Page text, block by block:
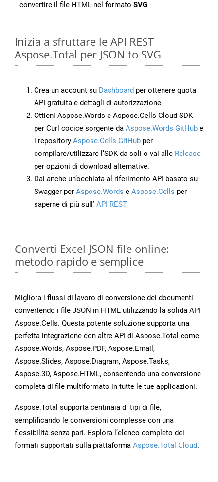
convertire il file HTML nel formato SVG
Inizia a sfruttare le API REST
Aspose.Total per JSON to SVG
Crea un account su Dashboard per ottenere quota
API gratuita e dettagli di autorizzazione
Ottieni Aspose.Words e Aspose.Cells Cloud SDK
per Curl codice sorgente da Aspose.Words GitHub e
i repository Aspose.Cells GitHub per
compilare/utilizzare l’SDK da soli o vai alle Release
per opzioni di download alternative.
Dai anche un’occhiata al riferimento API basato su
Swagger per Aspose.Words e Aspose.Cells per
saperne di più sull’ API REST.
Converti Excel JSON file online:
metodo rapido e semplice
Migliora i flussi di lavoro di conversione dei documenti
convertendo i file JSON in HTML utilizzando la solida API
Aspose.Cells. Questa potente soluzione supporta una
perfetta integrazione con altre API di Aspose.Total come
Aspose.Words, Aspose.PDF, Aspose.Email,
Aspose.Slides, Aspose.Diagram, Aspose.Tasks,
Aspose.3D, Aspose.HTML, consentendo una conversione
completa di file multiformato in tutte le tue applicazioni.
Aspose.Total supporta centinaia di tipi di file,
semplificando le conversioni complesse con una
flessibilità senza pari. Esplora l’elenco completo dei
formati supportati sulla piattaforma Aspose.Total Cloud.